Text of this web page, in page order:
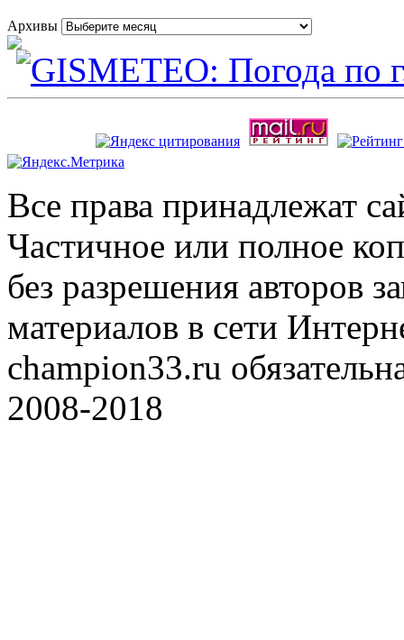
Архивы
Все права принадлежат
Частичное или полное
без разрешения авторов
материалов в сети
champion33.ru
2008-2018